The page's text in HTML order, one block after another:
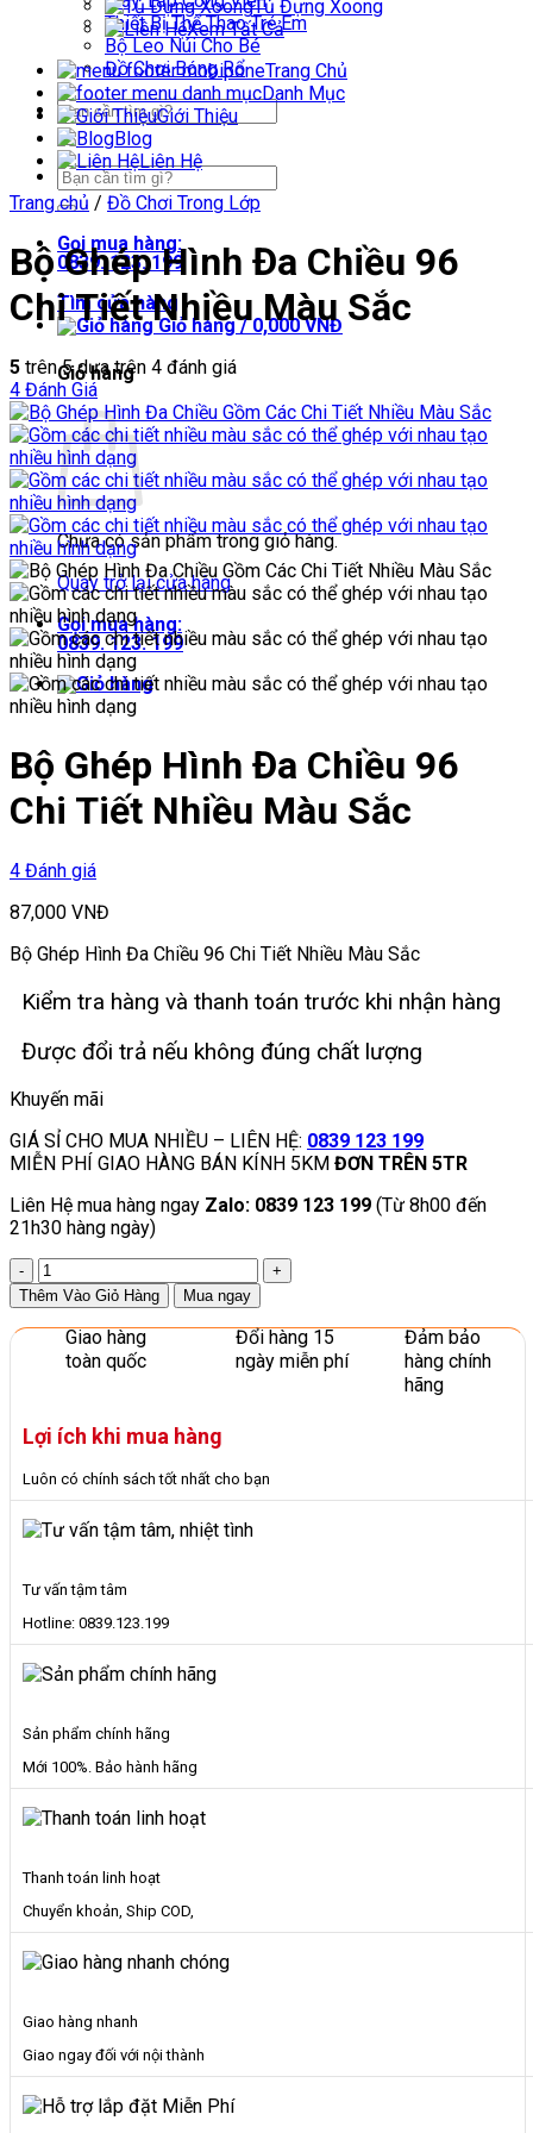
Thiết Bị Thể Thao Trẻ Em
Bộ Leo Núi Cho Bé
Đồ Chơi Bóng Rổ
Tìm
kiếm:
Tìm
kiếm:
Gọi mua hàng:
0839. 123. 199
Tìm cửa hàng
Giỏ hàng /0,000VNĐ
Giỏ hàng
Chưa có sản phẩm trong giỏ hàng.
Quay trở lại cửa hàng
Gọi mua hàng:
0839. 123. 199
Tủ Đựng Xoong
Xem Tất Cả
Trang Chủ
Danh Mục
Giới Thiệu
Blog
Liên Hệ
Trang chủ / Đồ Chơi Trong Lớp
Bộ Ghép Hình Đa Chiều 96
Chi Tiết Nhiều Màu Sắc
5 trên 5 dựa trên 4 đánh giá
4 Đánh Giá
Bộ Ghép Hình Đa Chiều 96
Chi Tiết Nhiều Màu Sắc
4 Đánh giá
87,000 VNĐ
Bộ Ghép Hình Đa Chiều 96 Chi Tiết Nhiều Màu Sắc
Kiểm tra hàng và thanh toán trước khi nhận hàng
Được đổi trả nếu không đúng chất lượng
Khuyến mãi
GIÁ SỈ CHO MUA NHIỀU – LIÊN HỆ: 0839 123 199
MIỄN PHÍ GIAO HÀNG BÁN KÍNH 5KM ĐƠN TRÊN 5TR
Liên Hệ mua hàng ngay Zalo: 0839 123 199 (Từ 8h00 đến
21h30 hàng ngày)
Bộ
Ghép
Hình
Chiều
Tiết
Nhiều
Màu
Sắc
số
lượng
Thêm Vào Giỏ Hàng Mua ngay
Giao hàng
toàn quốc
Đổi hàng 15
ngày miễn phí
Đảm bảo
hàng chính
hãng
Lợi ích khi mua hàng
Luôn có chính sách tốt nhất cho bạn
Tư vấn tậm tâm
Hotline: 0839.123.199
Sản phẩm chính hãng
Mới 100%. Bảo hành hãng
Thanh toán linh hoạt
Chuyển khoản, Ship COD,
Giao hàng nhanh
Giao ngay đối với nội thành